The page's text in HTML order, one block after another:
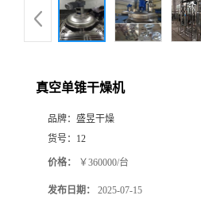
真空单锥干燥机
品牌： 盛昱干燥
货号： 12
价格： ￥360000/台
发布日期： 2025-07-15